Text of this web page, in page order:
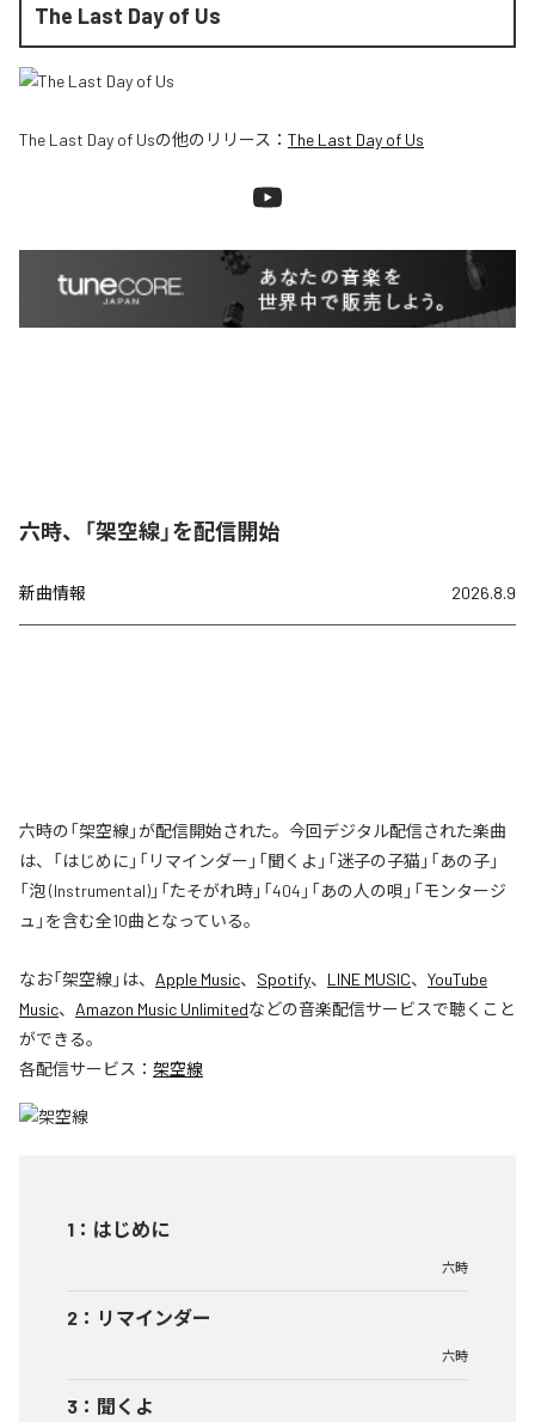
The Last Day of Us
The Last Day of Usの他のリリース： The Last Day of Us
六時、「架空線」を配信開始
新曲情報 2026.8.9
六時の「架空線」が配信開始された。今回デジタル配信された楽曲
は、「はじめに」「リマインダー」「聞くよ」「迷子の子猫」「あの子」
「泡 (Instrumental)」「たそがれ時」「404」「あの人の唄」「モンタージ
ュ」を含む全10曲となっている。
なお「架空線」は、 Apple Music、 Spotify、 LINE MUSIC、 YouTube
Music、 Amazon Music Unlimitedなどの音楽配信サービスで聴くこと
ができる。
各配信サービス： 架空線
1 ： はじめに
六時
2 ： リマインダー
六時
3 ： 聞くよ